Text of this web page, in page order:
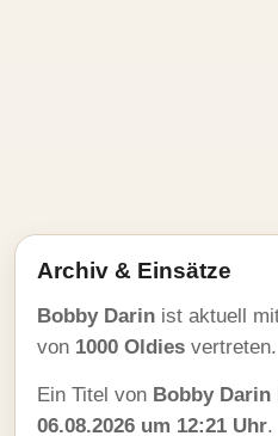
Archiv & Einsätze
Bobby Darin ist aktuell
von 1000 Oldies vertreten.
Ein Titel von Bobby Darin
06.08.2026 um 12:21 Uhr.